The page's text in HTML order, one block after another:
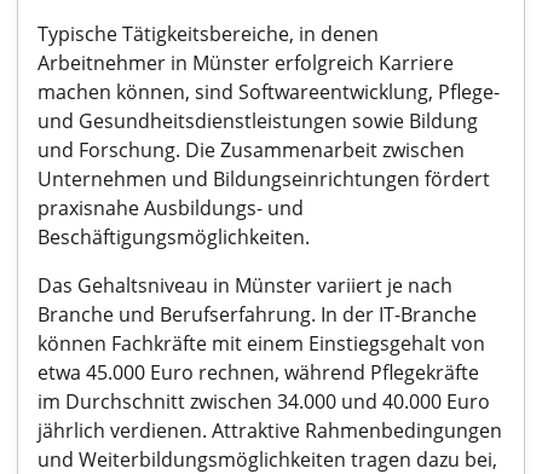
Typische Tätigkeitsbereiche, in denen
Arbeitnehmer in Münster erfolgreich Karriere
machen können, sind Softwareentwicklung, Pflege-
und Gesundheitsdienstleistungen sowie Bildung
und Forschung. Die Zusammenarbeit zwischen
Unternehmen und Bildungseinrichtungen fördert
praxisnahe Ausbildungs- und
Beschäftigungsmöglichkeiten.
Das Gehaltsniveau in Münster variiert je nach
Branche und Berufserfahrung. In der IT-Branche
können Fachkräfte mit einem Einstiegsgehalt von
etwa 45.000 Euro rechnen, während Pflegekräfte
im Durchschnitt zwischen 34.000 und 40.000 Euro
jährlich verdienen. Attraktive Rahmenbedingungen
und Weiterbildungsmöglichkeiten tragen dazu bei,